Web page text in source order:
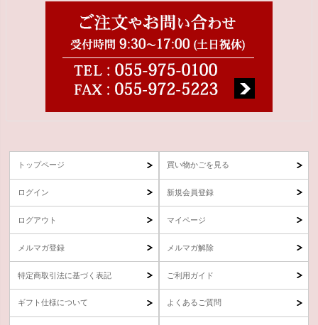
トップページ 買い物かごを見る
ログイン 新規会員登録
ログアウト マイページ
メルマガ登録 メルマガ解除
特定商取引法に基づく表記 ご利用ガイド
ギフト仕様について よくあるご質問